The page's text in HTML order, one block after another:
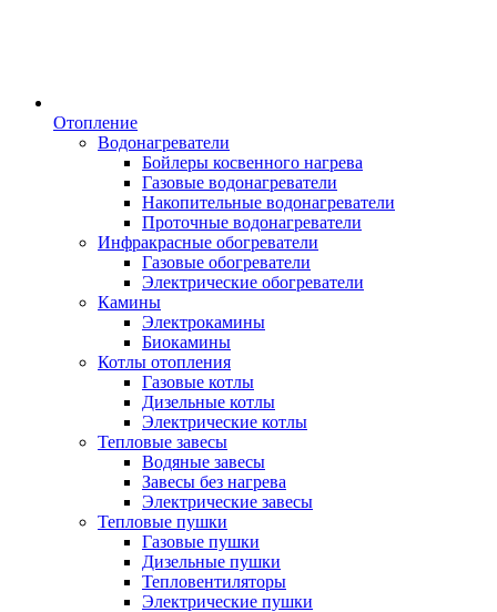
Отопление
Водонагреватели
Бойлеры косвенного нагрева
Газовые водонагреватели
Накопительные водонагреватели
Проточные водонагреватели
Инфракрасные обогреватели
Газовые обогреватели
Электрические обогреватели
Камины
Электрокамины
Биокамины
Котлы отопления
Газовые котлы
Дизельные котлы
Электрические котлы
Тепловые завесы
Водяные завесы
Завесы без нагрева
Электрические завесы
Тепловые пушки
Газовые пушки
Дизельные пушки
Тепловентиляторы
Электрические пушки